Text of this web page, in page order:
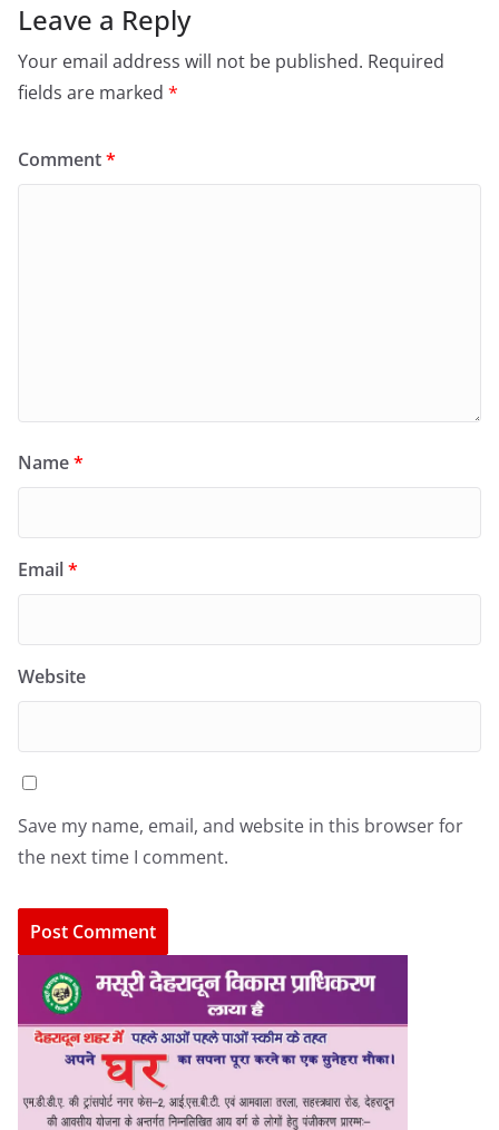
Leave a Reply
Your email address will not be published. Required
fields are marked *
Comment*
Name*
Email*
Website
Save my name, email, and website in this browser for
the next time I comment.